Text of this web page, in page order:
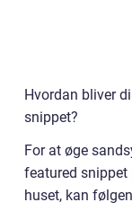
Hvordan bliver
snippet?
For at øge
featured snippet
huset, kan